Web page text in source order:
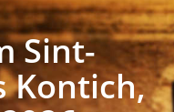
Sint-
Kontich,